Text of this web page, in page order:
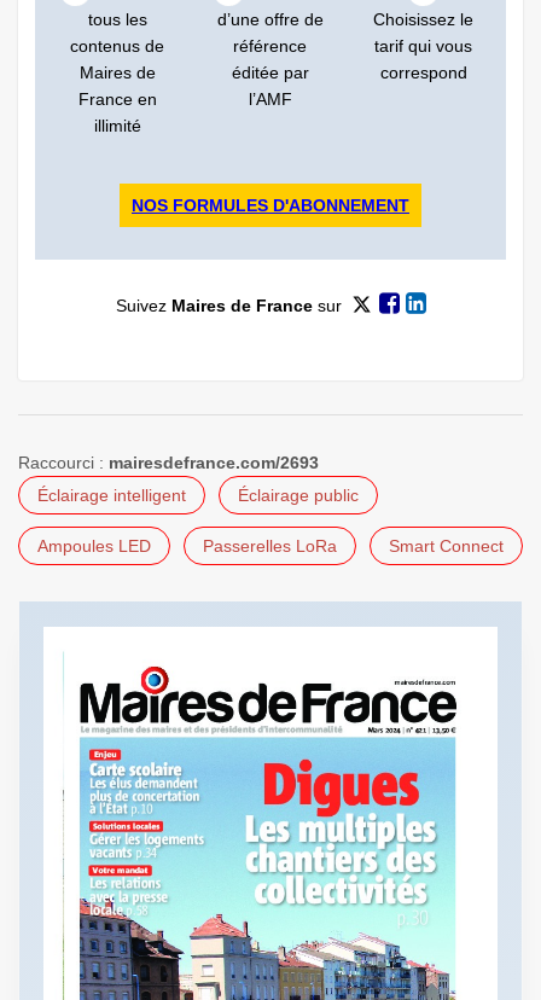
tous les
contenus de
Maires de
France en
illimité
d’une offre de
référence
éditée par
l’AMF
Choisissez le
tarif qui vous
correspond
NOS FORMULES D'ABONNEMENT
Suivez Maires de Francesur
Raccourci : mairesdefrance.com/2693
Éclairage intelligent
Éclairage public
Ampoules LED Passerelles LoRa Smart Connect